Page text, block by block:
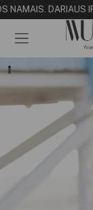
NAMAIS. DARIAUS IR